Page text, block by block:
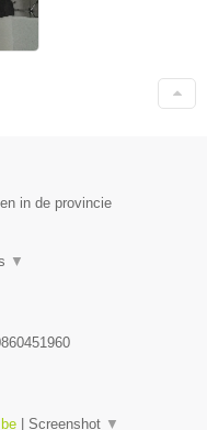
in de provincie
▼
| Screenshot ▼